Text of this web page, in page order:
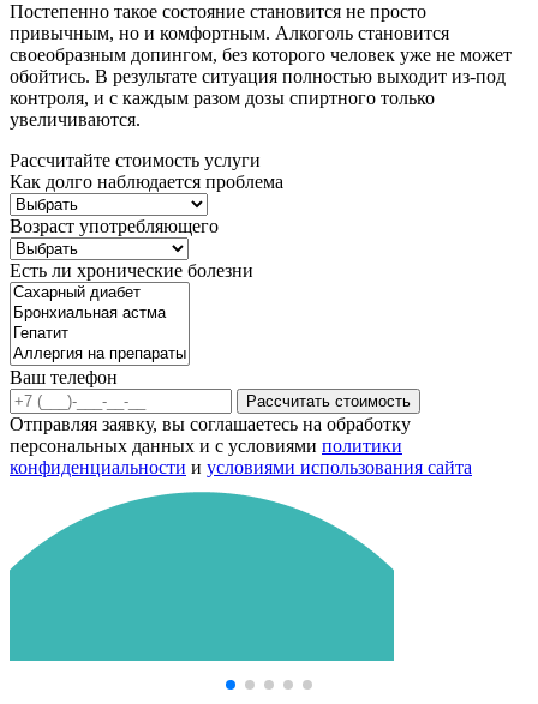
Постепенно такое состояние становится не просто
привычным, но и комфортным. Алкоголь становится
своеобразным допингом, без которого человек уже не может
обойтись. В результате ситуация полностью выходит из-под
контроля, и с каждым разом дозы спиртного только
увеличиваются.
Рассчитайте стоимость услуги
Как долго наблюдается проблема
Возраст употребляющего
Есть ли хронические болезни
Ваш телефон
Рассчитать стоимость
Отправляя заявку, вы соглашаетесь на обработку
персональных данных и с условиями политики
конфиденциальности и условиями использования сайта